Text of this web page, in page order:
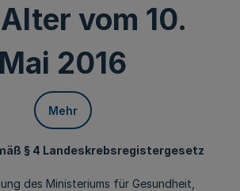
vom 10.
Mai 2016
Mehr
§ 4 Landeskrebsregistergesetz
des Ministeriums für Gesundheit,